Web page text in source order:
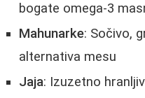
bogate omega-3
Mahunarke: Sočivo,
alternativa mesu
Jaja: Izuzetno